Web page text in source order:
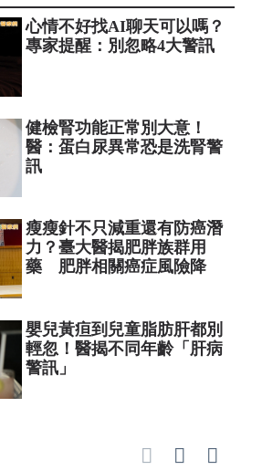
心情不好找AI聊天可以嗎？
專家提醒：別忽略4大警訊
健檢腎功能正常別大意！
醫：蛋白尿異常恐是洗腎警
訊
瘦瘦針不只減重還有防癌潛
力？臺大醫揭肥胖族群用
藥 肥胖相關癌症風險降
嬰兒黃疸到兒童脂肪肝都別
輕忽！醫揭不同年齡「肝病
警訊」